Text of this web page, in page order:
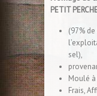
PETIT
(97%
sel),
Moulé
Frais,